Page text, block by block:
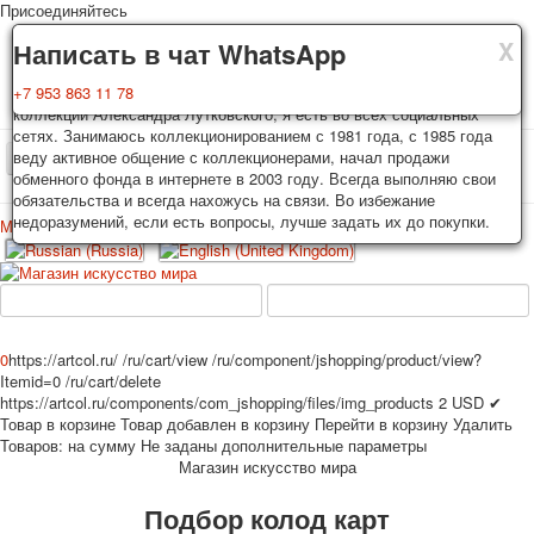
X
Доставка
Колоды, почтовые открытки тщательно упаковываются и
отправляются в течении 3-4 рабочих дней после оплаты.
Исключение: репринт под заказ, такие колоды карт отправляются в
течении 7-8 рабочих дней. Отправка осуществляется почтой России
с треком отслеживания. Цена пересылки зависит от веса и тарифов
почты на момент покупки. По желанию покупателя возможна
отправка СДЕК или другими транспортными компаниями.
X
Гарантия
Вы покупаете колоды игральных карт, почтовые открытки из частной
коллекции Александра Лутковского, я есть во всех социальных
сетях. Занимаюсь коллекционированием с 1981 года, с 1985 года
веду активное общение с коллекционерами, начал продажи
обменного фонда в интернете в 2003 году. Всегда выполняю свои
обязательства и всегда нахожусь на связи. Во избежание
недоразумений, если есть вопросы, лучше задать их до покупки.
X
Написать в чат WhatsApp
+7 953 863 11 78
Присоединяйтесь
TPL_PROTOSTAR_TOGGLE_MENU
Главная Игральные карты Открытки
Меню
Главная
Игральные карты
Эротические рисунки
Рекламные
Эротические фотоколоды
Пин-ап
Политические
Войти
0https://artcol.ru/ /ru/cart/view /ru/component/jshopping/product/view?
Itemid=0 /ru/cart/delete
https://artcol.ru/components/com_jshopping/files/img_products 2 USD ✔
Товар в корзине Товар добавлен в корзину Перейти в корзину Удалить
Товаров: на сумму Не заданы дополнительные параметры
Магазин искусство мира
Подбор колод карт